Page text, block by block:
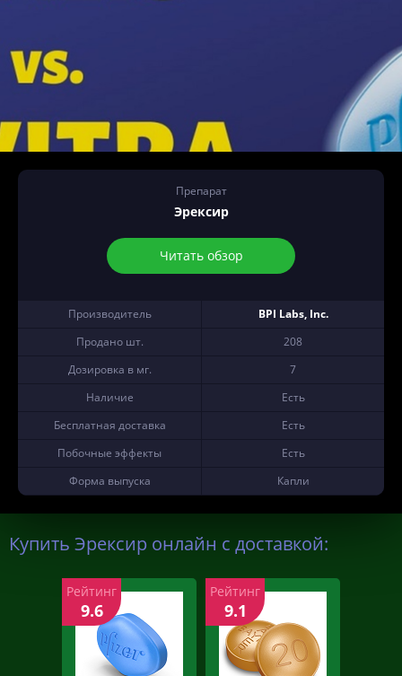
Препарат
Эрексир
Читать обзор
Производитель
BPI Labs, Inc.
Продано шт.
208
Дозировка в мг.
7
Наличие
Есть
Бесплатная доставка
Есть
Побочные эффекты
Есть
Форма выпуска
Капли
Купить Эрексир онлайн с доставкой:
Рейтинг
9.6
Рейтинг
9.1